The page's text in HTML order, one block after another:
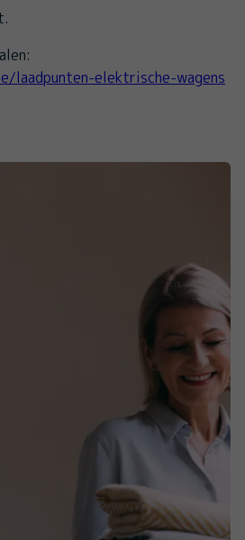
laadpunten-elektrische-wagens